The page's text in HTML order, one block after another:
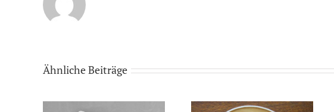
Ähnliche Beiträge